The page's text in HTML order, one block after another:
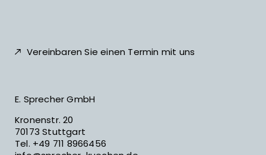
Vereinbaren Sie einen Termin mit uns
E. Sprecher GmbH
Kronenstr. 20
70173 Stuttgart
Tel. +49 711 8966456